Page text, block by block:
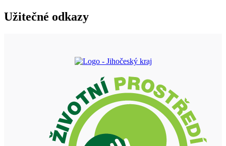
Užitečné odkazy